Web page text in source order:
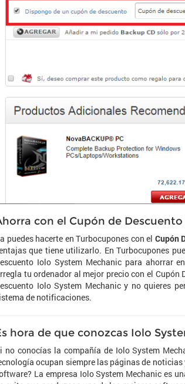
con el Cupón de
puedes hacerte en Turbocupones con el Cupón
que tiene utilizarlo. En Turbocupones
Iolo System Mechanic para ahorrar
tu ordenador al mejor precio con el Cupón
Iolo System Mechanic y no quieres
de notificaciones.
hora de que conozcas Iolo
no conocías la compañía de Iolo System
ocupan siempre las páginas de
La empresa Iolo System Mechanic es